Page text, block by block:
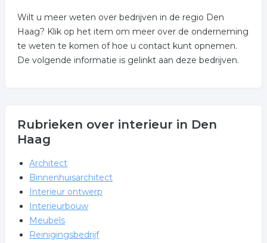
Wilt u meer weten over bedrijven in de regio Den
Haag? Klik op het item om meer over de onderneming
te weten te komen of hoe u contact kunt opnemen.
De volgende informatie is gelinkt aan deze bedrijven.
Rubrieken over interieur in Den
Haag
Architect
Binnenhuisarchitect
Interieur ontwerp
Interieurbouw
Meubels
Reinigingsbedrijf